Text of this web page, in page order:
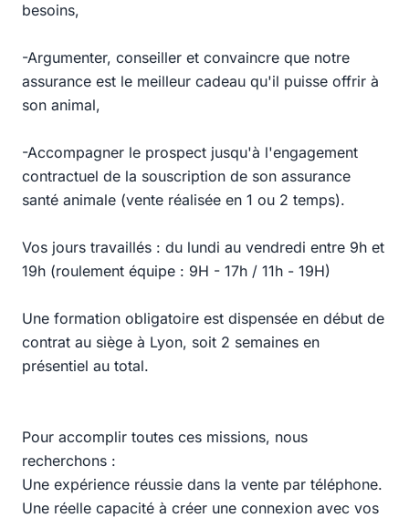
besoins,
-Argumenter, conseiller et convaincre que notre
assurance est le meilleur cadeau qu'il puisse offrir à
son animal,
-Accompagner le prospect jusqu'à l'engagement
contractuel de la souscription de son assurance
santé animale (vente réalisée en 1 ou 2 temps).
Vos jours travaillés : du lundi au vendredi entre 9h et
19h (roulement équipe : 9H - 17h / 11h - 19H)
Une formation obligatoire est dispensée en début de
contrat au siège à Lyon, soit 2 semaines en
présentiel au total.
Pour accomplir toutes ces missions, nous
recherchons :
Une expérience réussie dans la vente par téléphone.
Une réelle capacité à créer une connexion avec vos